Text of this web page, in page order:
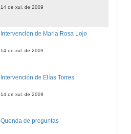
14 de xul. de 2009
Intervención de Maria Rosa Lojo
14 de xul. de 2009
Intervención de Elías Torres
14 de xul. de 2009
Quenda de preguntas